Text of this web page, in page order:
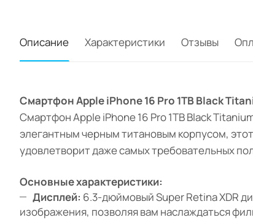
Описание Характеристики Отзывы
Смартфон Apple iPhone 16 Pro 1TB Black
Смартфон Apple iPhone 16 Pro 1TB Black
элегантным черным титановым корпусом,
удовлетворит даже самых требовательных
Основные характеристики:
Дисплей: 6.3-дюймовый Super Retina XDR
изображения, позволяя вам наслаждаться